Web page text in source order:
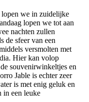
lopen we in zuidelijke
lopen we tot aan
nachten zullen
de sfeer van een
versmolten met
Hier kan volop
souvenirwinkeltjes en
Jable is echter zeer
is met enig geluk en
in een leuke